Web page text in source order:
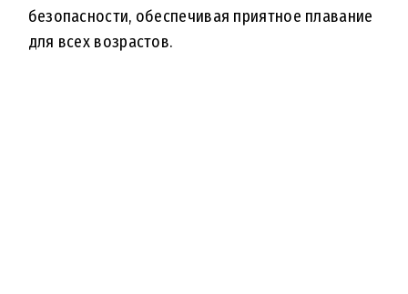
безопасности, обеспечивая приятное плавание
для всех возрастов.